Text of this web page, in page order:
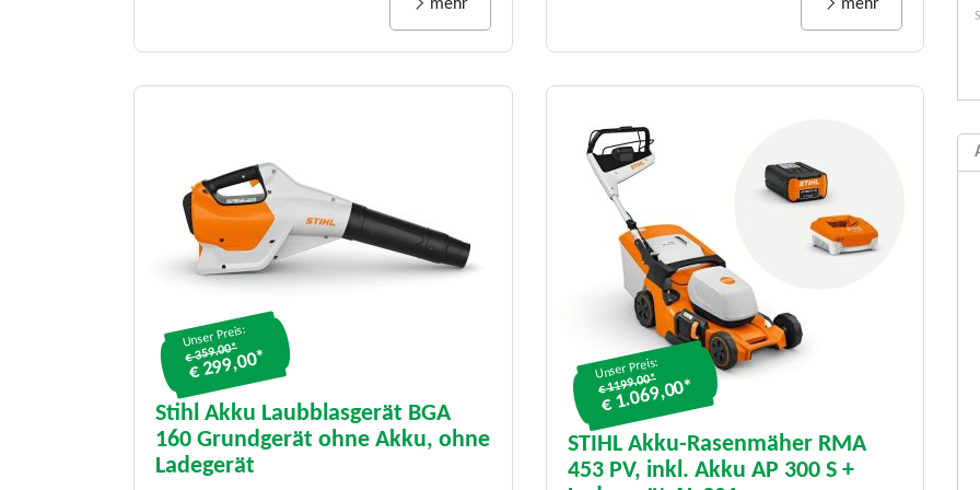
mehr mehr
Unser Preis:
€ 359.00*
€ 299,00*
Stihl Akku Laubblasgerät BGA
160 Grundgerät ohne Akku, ohne
Ladegerät
Unser Preis:
€ 1199.00*
€ 1.069,00*
STIHL Akku-Rasenmäher RMA
453 PV, inkl. Akku AP 300 S +